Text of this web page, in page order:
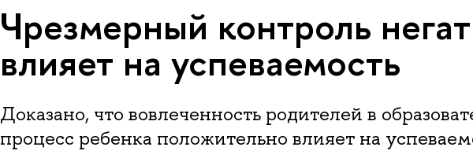
Чрезмерный контроль
влияет на успеваемость
Доказано, что вовлеченность родителей в
процесс ребенка положительно влияет на